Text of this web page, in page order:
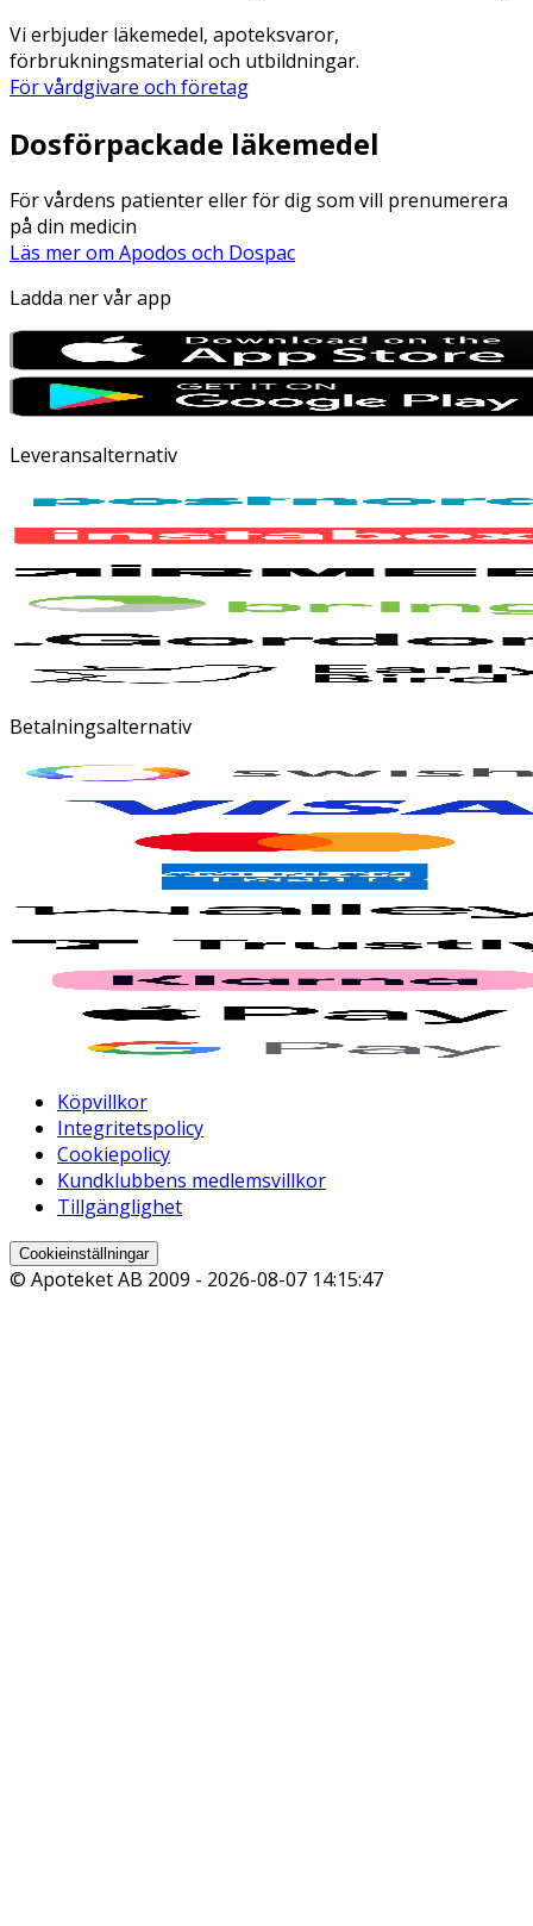
Vi erbjuder läkemedel, apoteksvaror,
förbrukningsmaterial och utbildningar.
För vårdgivare och företag
Dosförpackade läkemedel
För vårdens patienter eller för dig som vill prenumerera
på din medicin
Läs mer om Apodos och Dospac
Ladda ner vår app
Leveransalternativ
Betalningsalternativ
Köpvillkor
Integritetspolicy
Cookiepolicy
Kundklubbens medlemsvillkor
Tillgänglighet
Cookieinställningar
© Apoteket AB 2009 - 2026-08-07 14:15:47